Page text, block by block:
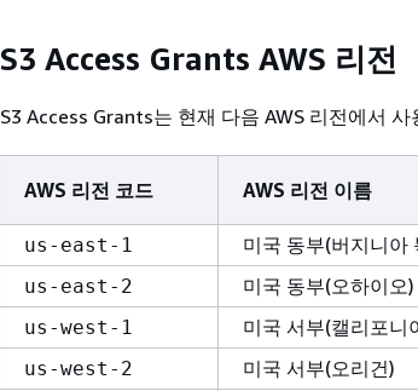
S3 Access Grants AWS 리전
S3 Access Grants는 현재 다음 AWS 리전에서
AWS 리전 코드 AWS 리전 이름
us-east-1 미국 동부(버지니아
us-east-2 미국 동부(오하이오)
us-west-1 미국 서부(캘리포니
us-west-2 미국 서부(오리건)